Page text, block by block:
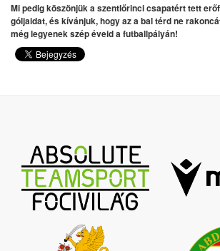
Mi pedig köszönjük a szentlőrinci csapatért tett
góljaidat, és kívánjuk, hogy az a bal térd ne
még legyenek szép éveid a futballpályán!